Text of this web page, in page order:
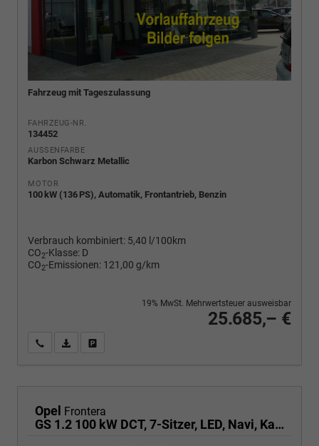
Fahrzeug mit Tageszulassung
FAHRZEUG-NR.
134452
AUSSENFARBE
Karbon Schwarz Metallic
MOTOR
100 kW (136 PS), Automatik, Frontantrieb, Benzin
Verbrauch kombiniert: 5,40 l/100km
CO2-Klasse: D
CO2-Emissionen: 121,00 g/km
25.685,– €
19% MwSt. Mehrwertsteuer ausweisbar
Wir rufen Sie anPDF-Fahrzeugexposé drucken
Opel Frontera
GS 1.2 100 kW DCT, 7-Sitzer, LED, Navi, Kamera, Side, 17-Zoll